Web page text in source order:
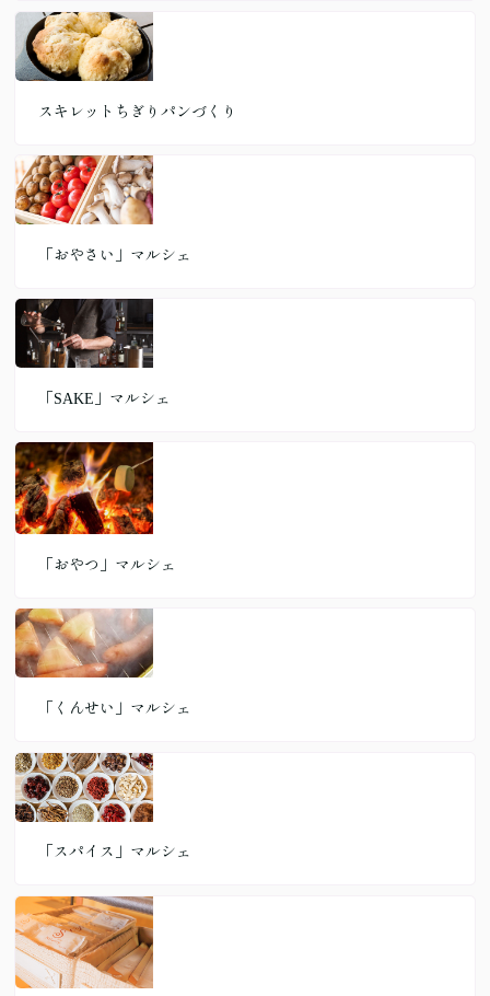
スキレットちぎりパンづくり
「おやさい」マルシェ
「SAKE」マルシェ
「おやつ」マルシェ
「くんせい」マルシェ
「スパイス」マルシェ